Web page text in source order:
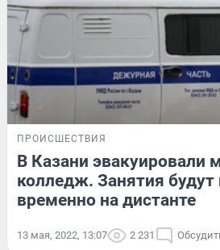
ПРОИСШЕСТВИЯ
В Казани эвакуировали
колледж. Занятия будут
временно на дистанте
13 мая, 2022, 13:07 2 231